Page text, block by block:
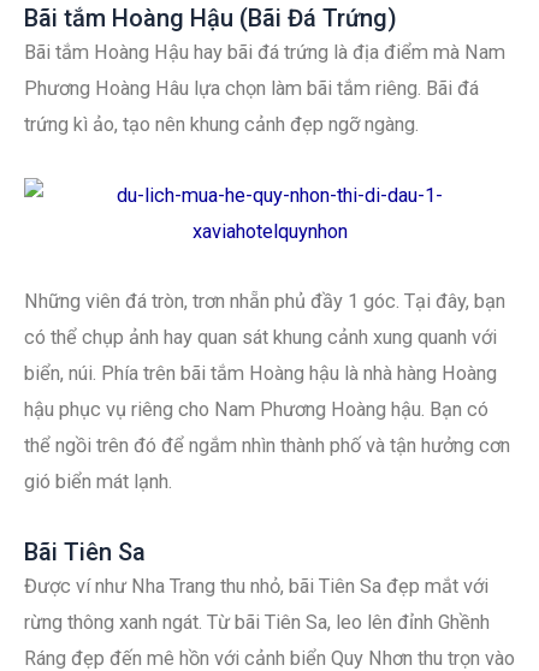
Bãi tắm Hoàng Hậu (Bãi Đá Trứng)
Bãi tắm Hoàng Hậu hay bãi đá trứng là địa điểm mà Nam
Phương Hoàng Hâu lựa chọn làm bãi tắm riêng. Bãi đá
trứng kì ảo, tạo nên khung cảnh đẹp ngỡ ngàng.
Những viên đá tròn, trơn nhẵn phủ đầy 1 góc. Tại đây, bạn
có thể chụp ảnh hay quan sát khung cảnh xung quanh với
biển, núi. Phía trên bãi tắm Hoàng hậu là nhà hàng Hoàng
hậu phục vụ riêng cho Nam Phương Hoàng hậu. Bạn có
thể ngồi trên đó để ngắm nhìn thành phố và tận hưởng cơn
gió biển mát lạnh.
Bãi Tiên Sa
Được ví như Nha Trang thu nhỏ, bãi Tiên Sa đẹp mắt với
rừng thông xanh ngát. Từ bãi Tiên Sa, leo lên đỉnh Ghềnh
Ráng đẹp đến mê hồn với cảnh biển Quy Nhơn thu trọn vào